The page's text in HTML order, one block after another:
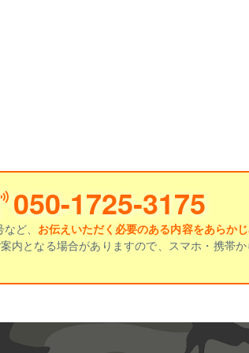
050-1725-3175
ど、 お伝えいただく必要のある内容をあらか
となる場合がありますので、スマホ・携帯か